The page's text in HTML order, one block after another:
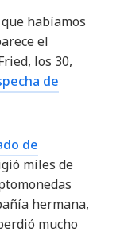
habíamos
el
los 30,
de
de
miles de
hermana,
mucho